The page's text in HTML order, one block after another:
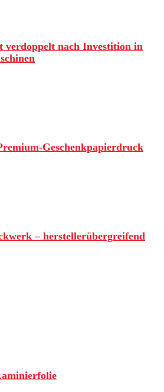
verdoppelt nach Investition in
Geschenkpapierdruck
– herstellerübergreifend